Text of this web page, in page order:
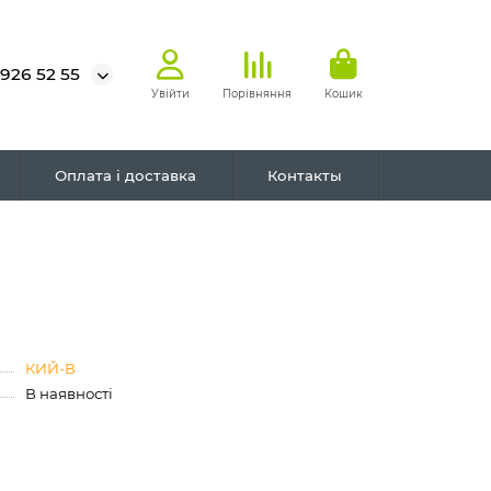
52 55
Увійти Порівняння Кошик
Оплата і доставка Контакты
КИЙ-В
В наявності